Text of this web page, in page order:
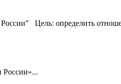
Цель: определить
России»...